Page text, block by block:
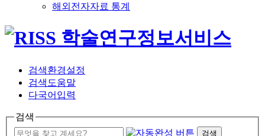
해외전자자료 통계
검색환경설정
검색도움말
다국어입력
검색
검색